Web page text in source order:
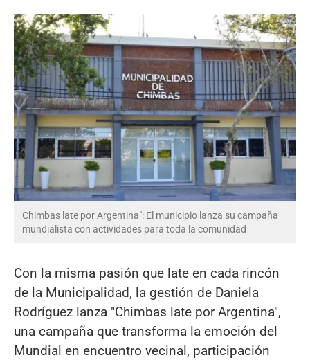
Chimbas late por Argentina": El municipio lanza su campaña
mundialista con actividades para toda la comunidad
Con la misma pasión que late en cada rincón
de la Municipalidad, la gestión de Daniela
Rodríguez lanza "Chimbas late por Argentina",
una campaña que transforma la emoción del
Mundial en encuentro vecinal, participación